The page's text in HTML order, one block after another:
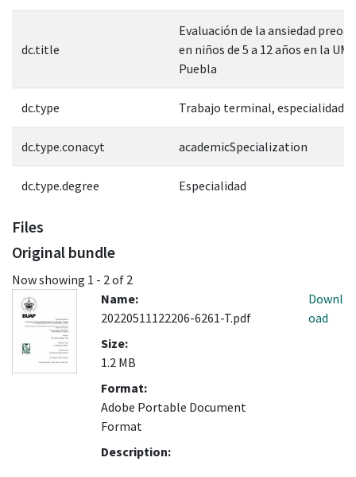
dc.title
Evaluación de la ansiedad
en niños de 5 a 12 años en la
Puebla
dc.type Trabajo terminal, especialidad
dc.type.conacyt academicSpecialization
dc.type.degree Especialidad
Files
Original bundle
Now showing 1 - 2 of 2
Name:
20220511122206-6261-T.pdf
Size:
1.2 MB
Format:
Adobe Portable Document
Format
Description:
Downl
oad